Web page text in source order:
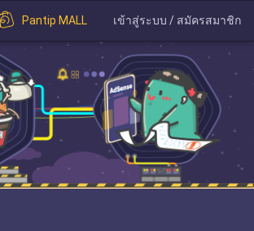
Pantip MALL เข้าสู่ระบบ / สมัครสมาชิก